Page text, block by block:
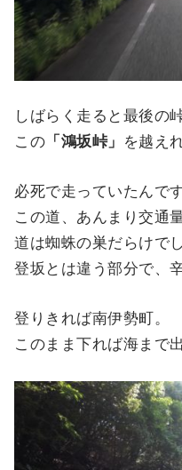
しばらく走ると最後の
この 「鴻坂峠」 を越え
必死で走っていたんです
この道、あんまり交通
道は蜘蛛の巣だらけでし
登坂とは違う部分で、
登りきれば南伊勢町。
このまま下れば海まで